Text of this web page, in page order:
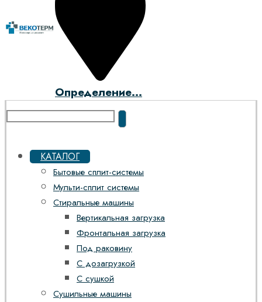
Определение...
КАТАЛОГ
Бытовые сплит-системы
Мульти-сплит системы
Стиральные машины
Вертикальная загрузка
Фронтальная загрузка
Под раковину
С дозагрузкой
С сушкой
Сушильные машины